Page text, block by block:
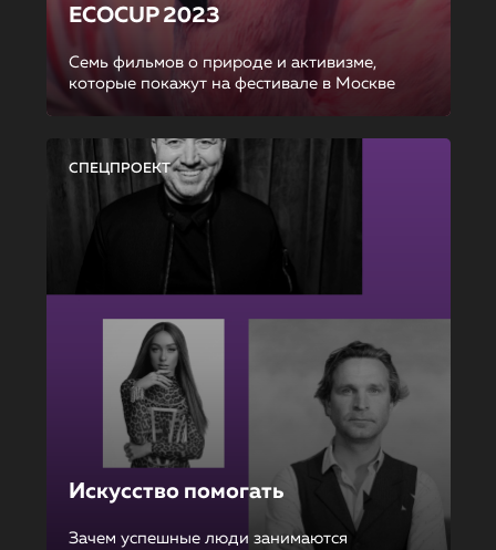
ECOCUP 2023
Семь фильмов о природе и активизме,
которые покажут на фестивале в Москве
СПЕЦПРОЕКТ
Искусство помогать
Зачем успешные люди занимаются